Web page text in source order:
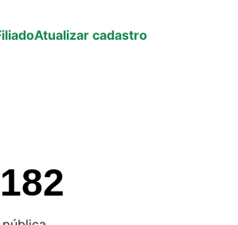
Atualizar cadastro